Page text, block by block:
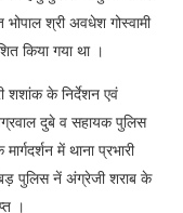
श्री अवधेश गोस्वामी
किया गया था ।
शशांक के निर्देशन एवं
दुबे व सहायक पुलिस
में थाना प्रभारी
पुलिस नें अंग्रेजी शराब के
।